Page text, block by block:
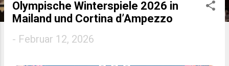
Olympische Winterspiele 2026 in
Mailand und Cortina d’Ampezzo
- Februar 12, 2026